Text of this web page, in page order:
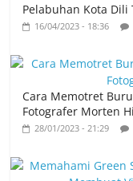
Pelabuhan Kota Dili
16/04/2023 - 18:36
Cara Memotret
Fotografer Morten
28/01/2023 - 21:29